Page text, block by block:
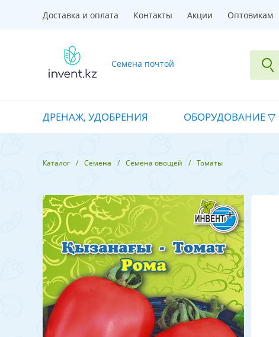
Доставка и оплата Контакты Акции Оптовикам
Семена почтой
ДРЕНАЖ, УДОБРЕНИЯ ОБОРУДОВАНИЕ
Каталог Семена Семена овощей Томаты